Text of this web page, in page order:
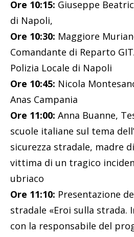
Ore 10:15: Giuseppe
di Napoli,
Ore 10:30: Maggiore
Comandante di Reparto
Polizia Locale di Napoli
Ore 10:45: Nicola
Anas Campania
Ore 11:00: Anna Buanne,
scuole italiane sul tema
sicurezza stradale, madre
vittima di un tragico
ubriaco
Ore 11:10: Presentazione
stradale «Eroi sulla strada.
con la responsabile del